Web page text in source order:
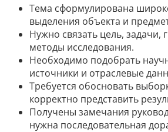
Тема сформулирована
выделения объекта и
Нужно связать цель, задачи,
методы исследования.
Необходимо подобрать
источники и отраслевые
Требуется обосновать
корректно представить
Получены замечания
нужна последовательная